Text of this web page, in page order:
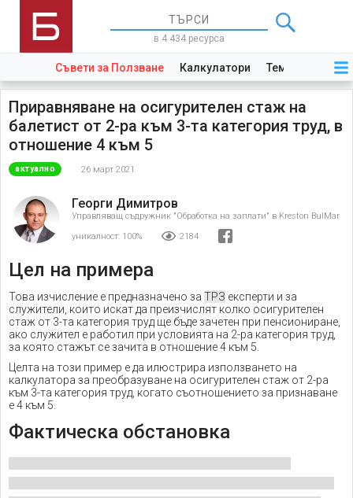
в 4 434 ресурса
Съвети за Ползване Калкулатори Теми Закони
Приравняване на осигурителен стаж на
балетист от 2-ра към 3-та категория труд, в
отношение 4 към 5
актуално 26 март 2021
Георги Димитров
Управляващ съдружник "Обработка на заплати" в Kreston BulMar
уникалност: 100% 2184
Цел на примера
Това изчисление е предназначено за ТРЗ експерти и за
служители, които искат да преизчислят колко осигурителен
стаж от 3-та категория труд ще бъде зачетен при пенсиониране,
ако служител е работил при условията на 2-ра категория труд,
за която стажът се зачита в отношение 4 към 5.
Целта на този пример е да илюстрира използването на
калкулатора за преобразуване на осигурителен стаж от 2-ра
към 3-та категория труд, когато съотношението за признаване
е 4 към 5.
Фактическа обстановка